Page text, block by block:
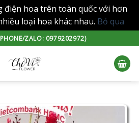
điện hoa trên toàn quốc với hơn
loại hoa khác nhau. Bỏ qua
ZALO: 0979202972)